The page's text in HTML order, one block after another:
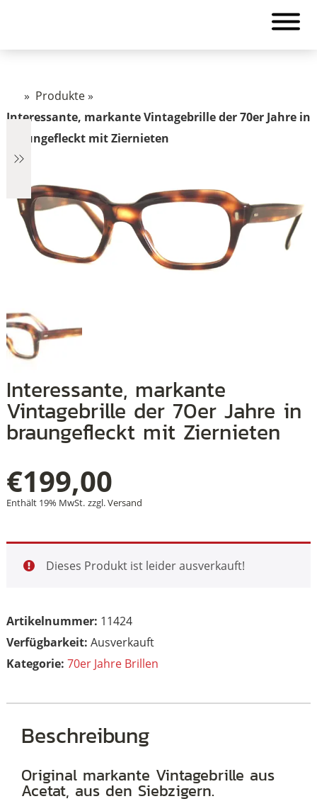
» Produkte»
Interessante, markante Vintagebrille der 70er Jahre in
braungefleckt mit Ziernieten
Interessante, markante
Vintagebrille der 70er Jahre in
braungefleckt mit Ziernieten
€199,00
Enthält 19% MwSt. zzgl.Versand
Dieses Produkt ist leider ausverkauft!
Artikelnummer: 11424
Ausverkauft
Kategorie: 70er Jahre Brillen
Beschreibung
Original markante Vintagebrille aus
Acetat, aus den Siebzigern.
+
+